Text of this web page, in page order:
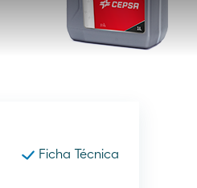
Ficha Técnica